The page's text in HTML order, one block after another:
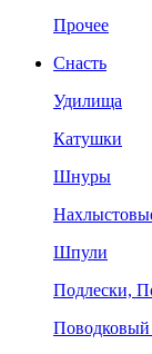
Прочее
Снасть
Удилища
Катушки
Шнуры
Шпули
Подлески,
Поводковый